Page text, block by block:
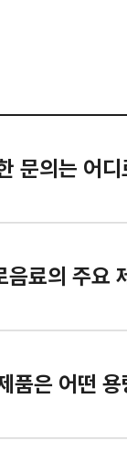
문의는 어
음료의 주요
품은 어떤